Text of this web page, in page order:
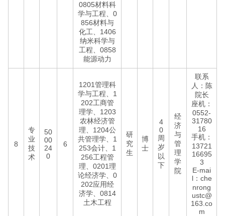
0805材料科
学与工程、0
856材料与
化工、1406
纳米科学与
工程、0858
能源动力
8
专
业
技
术
50
00
24
0
6
1201管理科
学与工程、1
202工商管
理学、1203
农林经济管
理、1204公
共管理学、1
253会计、1
256工程管
理、0201理
论经济学、0
202应用经
济学、0814
土木工程
研
究
生
博
士
4
0
周
岁
以
下
经
济
与
管
理
学
院
联系
人：陈
院长
座机：
0552-
31780
16
手机：
13721
16695
3
E-mai
l：che
nrong
ustc@
163.co
m